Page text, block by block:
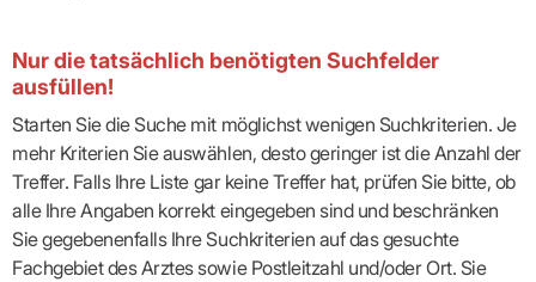
Nur die tatsächlich benötigten Suchfelder
ausfüllen!
Starten Sie die Suche mit möglichst wenigen Suchkriterien. Je
mehr Kriterien Sie auswählen, desto geringer ist die Anzahl der
Treffer. Falls Ihre Liste gar keine Treffer hat, prüfen Sie bitte, ob
alle Ihre Angaben korrekt eingegeben sind und beschränken
Sie gegebenenfalls Ihre Suchkriterien auf das gesuchte
Fachgebiet des Arztes sowie Postleitzahl und/oder Ort. Sie